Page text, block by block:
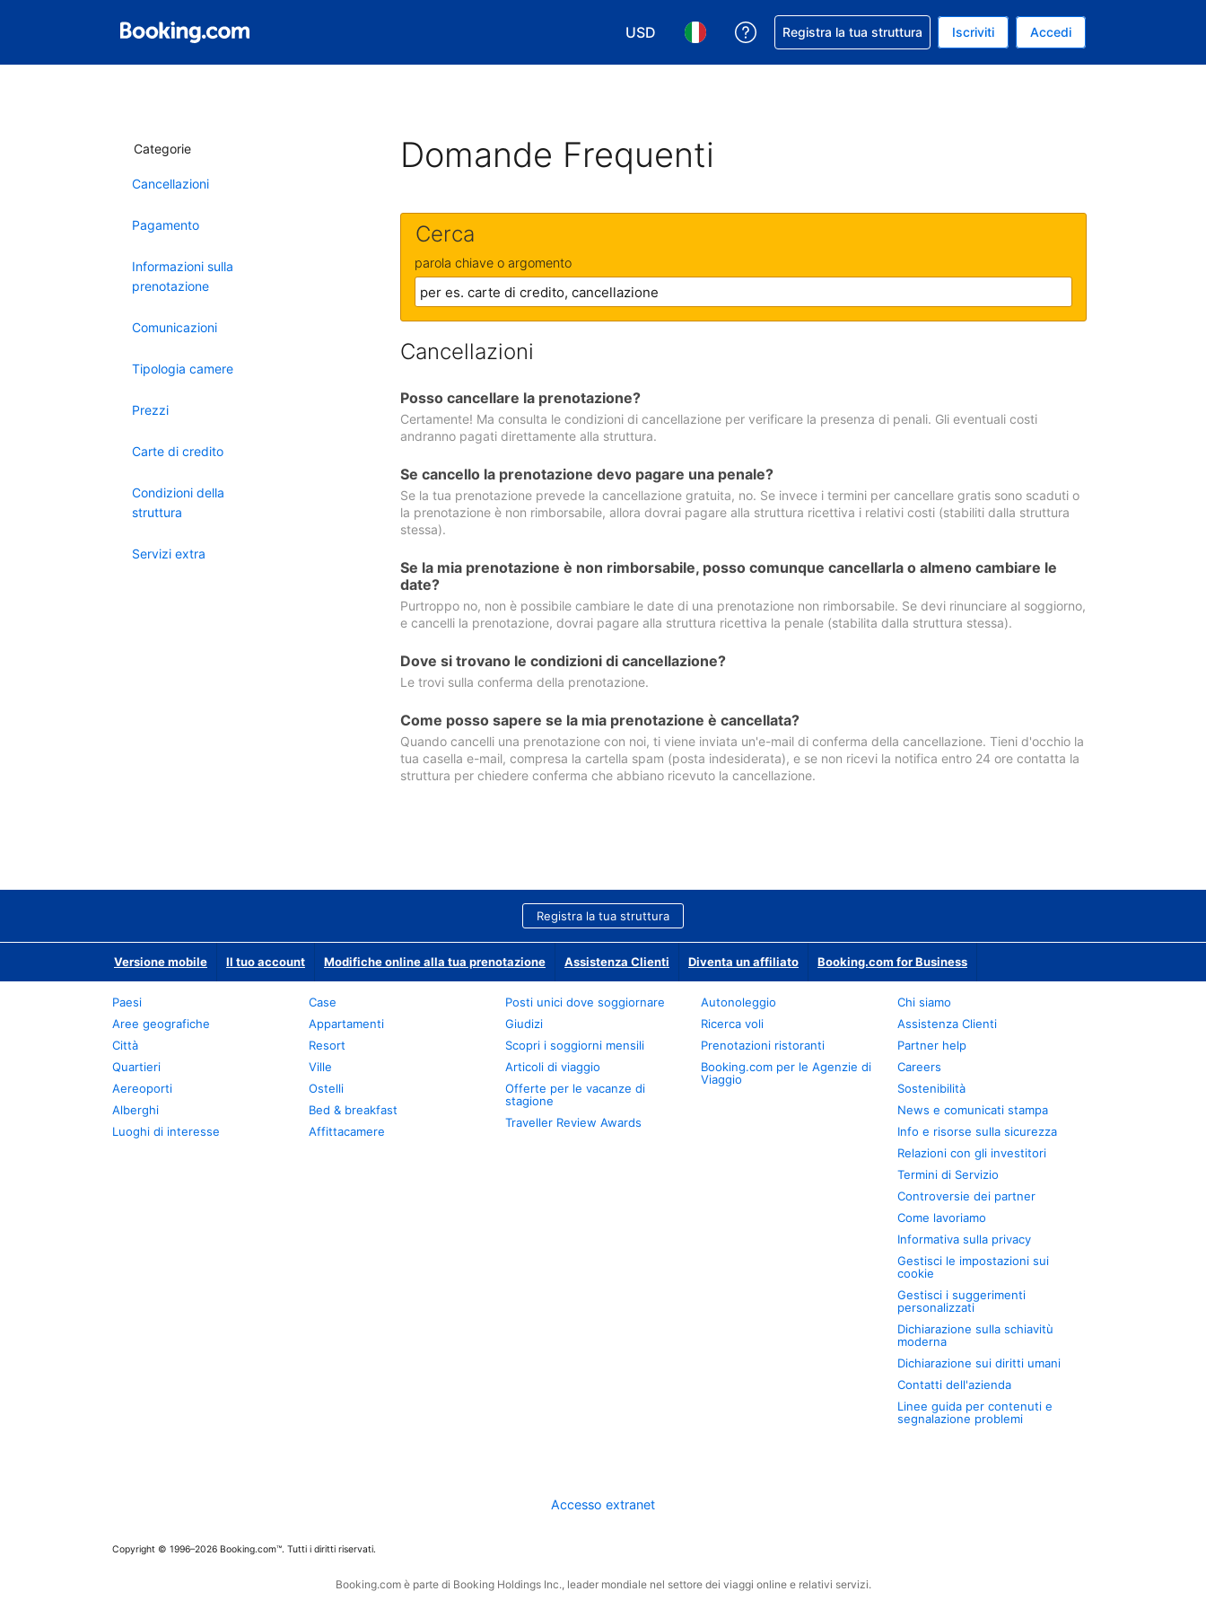
USD
Scegli la tua valuta. Valuta attuale: Dollaro statunitense
Scegli la tua lingua. Lingua attuale: Italiano
Ricevi aiuto con la prenotazione
Registra la tua struttura Iscriviti Accedi
Categorie
Cancellazioni
Pagamento
Informazioni sulla
prenotazione
Comunicazioni
Tipologia camere
Prezzi
Carte di credito
Condizioni della
struttura
Servizi extra
Domande Frequenti
Cerca
parola chiave o argomento
Cancellazioni
Posso cancellare la prenotazione?
Certamente! Ma consulta le condizioni di cancellazione per verificare la presenza di penali. Gli eventuali costi
andranno pagati direttamente alla struttura.
Se cancello la prenotazione devo pagare una penale?
Se la tua prenotazione prevede la cancellazione gratuita, no. Se invece i termini per cancellare gratis sono scaduti o
la prenotazione è non rimborsabile, allora dovrai pagare alla struttura ricettiva i relativi costi (stabiliti dalla struttura
stessa).
Se la mia prenotazione è non rimborsabile, posso comunque cancellarla o almeno cambiare le
date?
Purtroppo no, non è possibile cambiare le date di una prenotazione non rimborsabile. Se devi rinunciare al soggiorno,
e cancelli la prenotazione, dovrai pagare alla struttura ricettiva la penale (stabilita dalla struttura stessa).
Dove si trovano le condizioni di cancellazione?
Le trovi sulla conferma della prenotazione.
Come posso sapere se la mia prenotazione è cancellata?
Quando cancelli una prenotazione con noi, ti viene inviata un'e-mail di conferma della cancellazione. Tieni d'occhio la
tua casella e-mail, compresa la cartella spam (posta indesiderata), e se non ricevi la notifica entro 24 ore contatta la
struttura per chiedere conferma che abbiano ricevuto la cancellazione.
Registra la tua struttura
Versione mobile Il tuo account Modifiche online alla tua prenotazione Assistenza Clienti Diventa un affiliato Booking.com for Business
Paesi
Aree geografiche
Città
Quartieri
Aereoporti
Alberghi
Luoghi di interesse
Case
Appartamenti
Resort
Ville
Ostelli
Bed & breakfast
Affittacamere
Posti unici dove soggiornare
Giudizi
Scopri i soggiorni mensili
Articoli di viaggio
Offerte per le vacanze di
stagione
Traveller Review Awards
Autonoleggio
Ricerca voli
Prenotazioni ristoranti
Booking.com per le Agenzie di
Viaggio
Chi siamo
Assistenza Clienti
Partner help
Careers
Sostenibilità
News e comunicati stampa
Info e risorse sulla sicurezza
Relazioni con gli investitori
Termini di Servizio
Controversie dei partner
Come lavoriamo
Informativa sulla privacy
Gestisci le impostazioni sui
cookie
Gestisci i suggerimenti
personalizzati
Dichiarazione sulla schiavitù
moderna
Dichiarazione sui diritti umani
Contatti dell'azienda
Linee guida per contenuti e
segnalazione problemi
Accesso extranet
Copyright © 1996–2026 Booking.com™. Tutti i diritti riservati.
Booking.com è parte di Booking Holdings Inc., leader mondiale nel settore dei viaggi online e relativi servizi.